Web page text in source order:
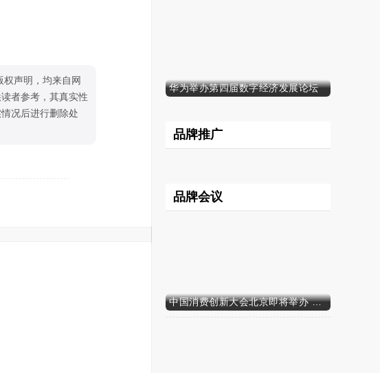
声明，均来自网
者参考，其真实性
况后进行删除处
华为举办第四届数字经济发展论坛
品牌推广
品牌会议
中国消费创新大会北京即将举办 携手智迈电动车引领消费新时代